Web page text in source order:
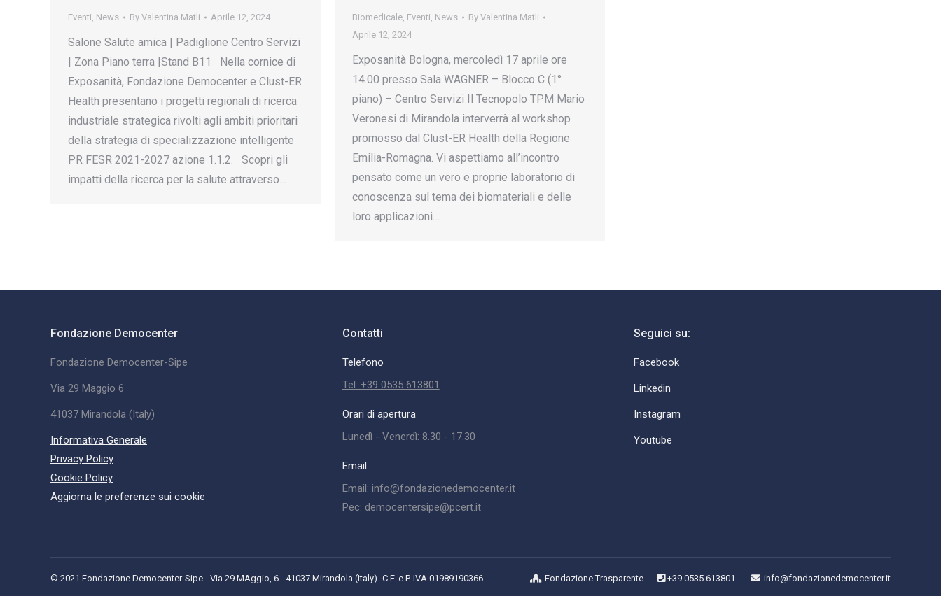
Eventi, News By Valentina Matli Aprile 12, 2024
Salone Salute amica | Padiglione Centro Servizi
| Zona Piano terra |Stand B11 Nella cornice di
Exposanità, Fondazione Democenter e Clust-ER
Health presentano i progetti regionali di ricerca
industriale strategica rivolti agli ambiti prioritari
della strategia di specializzazione intelligente
PR FESR 2021-2027 azione 1.1.2. Scopri gli
impatti della ricerca per la salute attraverso…
Biomedicale, Eventi, News By Valentina Matli
Aprile 12, 2024
Exposanità Bologna, mercoledì 17 aprile ore
14.00 presso Sala WAGNER – Blocco C (1°
piano) – Centro Servizi Il Tecnopolo TPM Mario
Veronesi di Mirandola interverrà al workshop
promosso dal Clust-ER Health della Regione
Emilia-Romagna. Vi aspettiamo all’incontro
pensato come un vero e proprie laboratorio di
conoscenza sul tema dei biomateriali e delle
loro applicazioni…
Fondazione Democenter
Fondazione Democenter-Sipe
Via 29 Maggio 6
41037 Mirandola (Italy)
Informativa Generale
Privacy Policy
Cookie Policy
Aggiorna le preferenze sui cookie
Contatti
Telefono
Tel: +39 0535 613801
Orari di apertura
Lunedì - Venerdì: 8.30 - 17.30
Email
Email: info@fondazionedemocenter.it
Pec: democentersipe@pcert.it
Seguici su:
Facebook
Linkedin
Instagram
Youtube
© 2021 Fondazione Democenter-Sipe - Via 29 MAggio, 6 - 41037 Mirandola (Italy)- C.F. e P. IVA 01989190366 Fondazione Trasparente +39 0535 613801 info@fondazionedemocenter.it